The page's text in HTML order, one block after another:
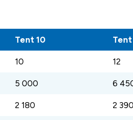
Tent 10 Tent
10 12
5 000 6
2 180 2 390